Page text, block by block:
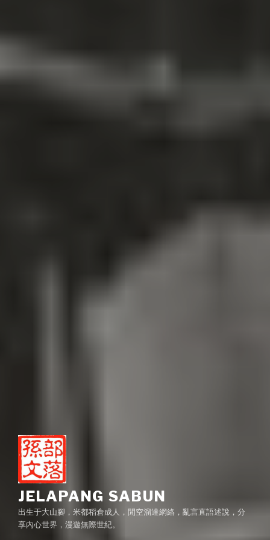
JELAPANG SABUN
出生于大山腳，米都稻倉成人，閒空溜達網絡，亂言直語述說，分
享內心世界，漫遊無際世紀。